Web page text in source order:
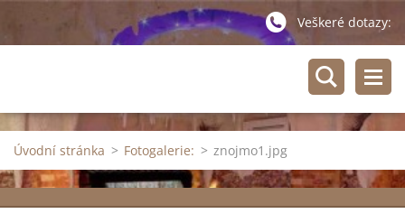
Veškeré dotazy:
Úvodní stránka > Fotogalerie: > znojmo1.jpg